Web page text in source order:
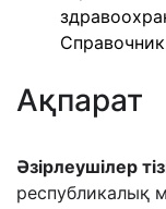
Ақпарат
Əзірлеушілер
республикалық